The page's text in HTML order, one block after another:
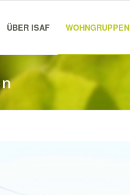
ÜBER ISAF WOHNGRUPPEN